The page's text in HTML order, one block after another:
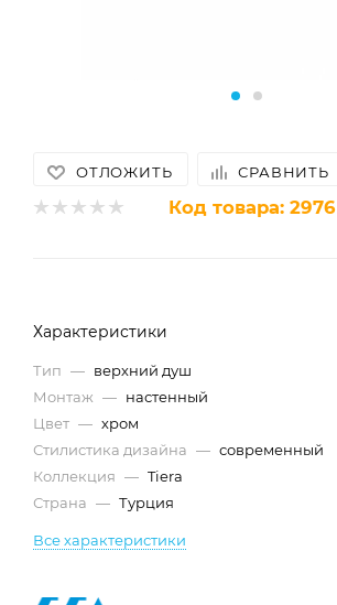
ОТЛОЖИТЬ СРАВНИТЬ
Код товара: 2976
Характеристики
Тип — верхний душ
Монтаж — настенный
Цвет — хром
Стилистика дизайна — современный
Коллекция — Tiera
Страна — Турция
Все характеристики